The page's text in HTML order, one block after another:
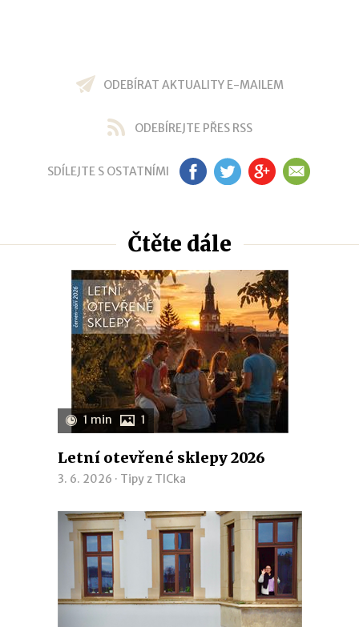
ODEBÍRAT AKTUALITY E-MAILEM
ODEBÍREJTE PŘES RSS
SDÍLEJTE S OSTATNÍMI FB TW GP EM
Čtěte dále
1 min 1
Letní otevřené sklepy 2026
3. 6. 2026 · Tipy z TICka